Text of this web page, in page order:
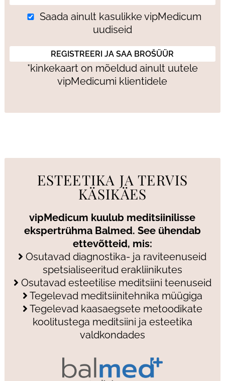
Saada ainult kasulikke vipMedicum
uudiseid
*kinkekaart on mõeldud ainult uutele
vipMedicumi klientidele
ESTEETIKA JA TERVIS
KÄSIKÄES
vipMedicum kuulub meditsiinilisse
ekspertrühma Balmed. See ühendab
ettevõtteid, mis:
Osutavad diagnostika- ja raviteenuseid
spetsialiseeritud erakliinikutes
Osutavad esteetilise meditsiini teenuseid
Tegelevad meditsiinitehnika müügiga
Tegelevad kaasaegsete metoodikate
koolitustega meditsiini ja esteetika
valdkondades